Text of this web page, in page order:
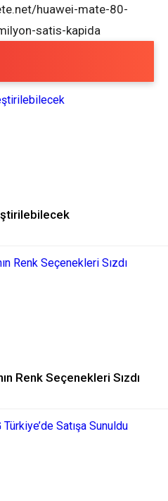
huawei-mate-80-
satis-kapida
Renk Seçenekleri Sızdı